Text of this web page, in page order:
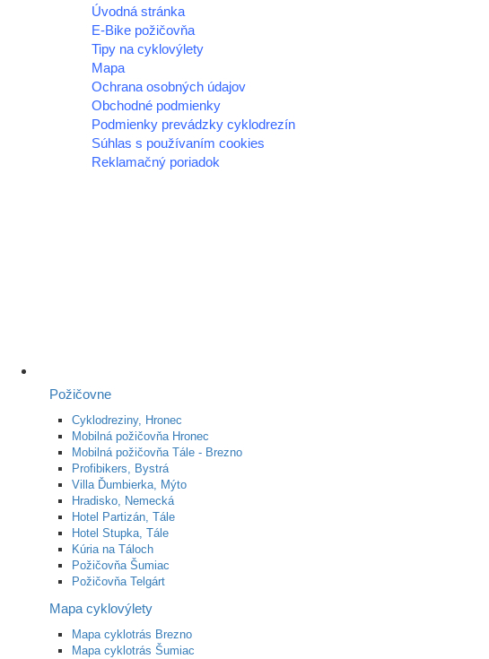
Úvodná stránka
E-Bike požičovňa
Tipy na cyklovýlety
Mapa
Ochrana osobných údajov
Obchodné podmienky
Podmienky prevádzky cyklodrezín
Súhlas s používaním cookies
Reklamačný poriadok
Požičovne
Cyklodreziny, Hronec
Mobilná požičovňa Hronec
Mobilná požičovňa Tále - Brezno
Profibikers, Bystrá
Villa Ďumbierka, Mýto
Hradisko, Nemecká
Hotel Partizán, Tále
Hotel Stupka, Tále
Kúria na Táloch
Požičovňa Šumiac
Požičovňa Telgárt
Mapa cyklovýlety
Mapa cyklotrás Brezno
Mapa cyklotrás Šumiac